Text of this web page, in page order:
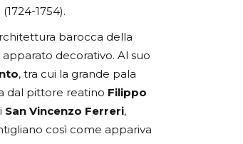
(1724-1754).
barocca della
decorativo. Al suo
, tra cui la grande pala
dal pittore reatino Filippo
San Vincenzo Ferreri,
così come appariva